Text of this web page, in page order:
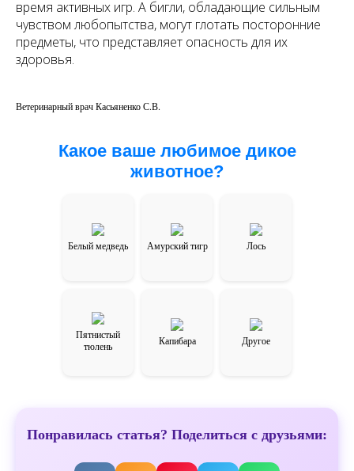
время активных игр. А бигли, обладающие сильным
чувством любопытства, могут глотать посторонние
предметы, что представляет опасность для их
здоровья.
Ветеринарный врач Касьяненко С.В.
Какое ваше любимое дикое
животное?
Белый медведь Амурский тигр Лось
Пятнистый
тюлень
Капибара Другое
Понравилась статья? Поделиться с друзьями: